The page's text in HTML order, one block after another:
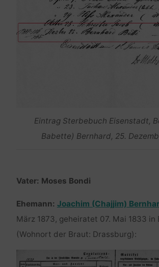
Eintrag Sterbebuch Eisenstadt,
Babette) Bernhard, 25.
Vater: Moses Bondi
Ehemann: Joachim (Chajjim)
März 1873, geheiratet 07. Mai 1833 in
(Wohnort der Braut: Drassburg):